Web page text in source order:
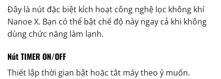
Đây là nút đặc biệt kích hoạt công nghệ lọc không khí
Nanoe X. Bạn có thể bật chế độ này ngay cả khi không
dùng chức năng làm lạnh.
Nút TIMER ON/OFF
Thiết lập thời gian bật hoặc tắt máy theo ý muốn.